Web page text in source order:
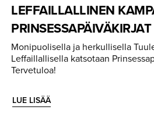
LEFFAILLAL­LINEN
Monipuolisella ja herkullisella
Leffaillallisella katsotaan
Tervetuloa!
LUE LISÄÄ